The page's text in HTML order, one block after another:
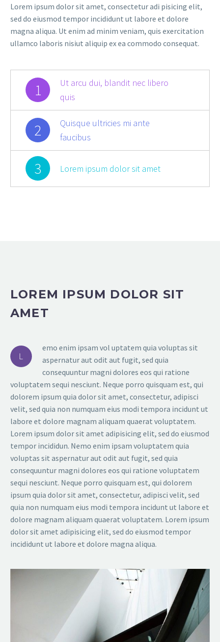
Lorem ipsum dolor sit amet, consectetur adi pisicing elit,
sed do eiusmod tempor incididunt ut labore et dolore
magna aliqua. Ut enim ad minim veniam, quis exercitation
ullamco laboris nisiut aliquip ex ea commodo consequat.
1
Ut arcu dui, blandit nec libero
quis
2
Quisque ultricies mi ante
faucibus
3 Lorem ipsum dolor sit amet
LOREM IPSUM DOLOR SIT
AMET
L
emo enim ipsam vol uptatem quia voluptas sit
aspernatur aut odit aut fugit, sed quia
consequuntur magni dolores eos qui ratione
voluptatem sequi nesciunt. Neque porro quisquam est, qui
dolorem ipsum quia dolor sit amet, consectetur, adipisci
velit, sed quia non numquam eius modi tempora incidunt ut
labore et dolore magnam aliquam quaerat voluptatem.
Lorem ipsum dolor sit amet adipisicing elit, sed do eiusmod
tempor incididun. Nemo enim ipsam voluptatem quia
voluptas sit aspernatur aut odit aut fugit, sed quia
consequuntur magni dolores eos qui ratione voluptatem
sequi nesciunt. Neque porro quisquam est, qui dolorem
ipsum quia dolor sit amet, consectetur, adipisci velit, sed
quia non numquam eius modi tempora incidunt ut labore et
dolore magnam aliquam quaerat voluptatem. Lorem ipsum
dolor sit amet adipisicing elit, sed do eiusmod tempor
incididunt ut labore et dolore magna aliqua.